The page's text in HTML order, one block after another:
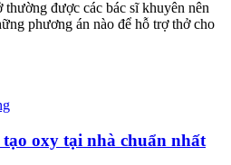
được các bác sĩ khuyên nên
phương án nào để hỗ trợ thở cho
oxy tại nhà chuẩn nhất